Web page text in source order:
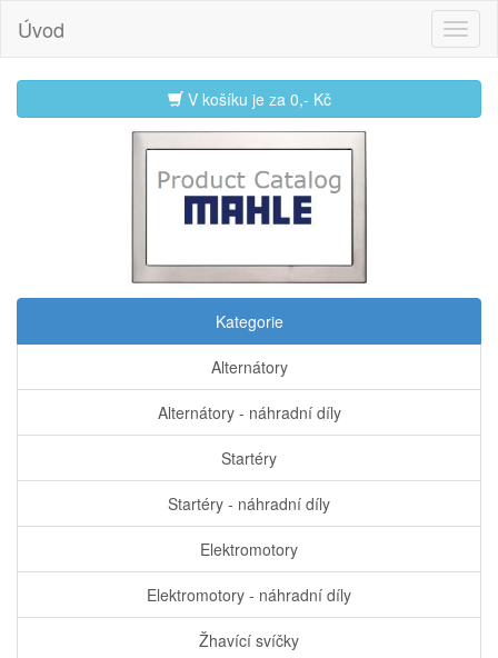
Úvod
V košíku je za 0,- Kč
Kategorie
Alternátory
Alternátory - náhradní díly
Startéry
Startéry - náhradní díly
Elektromotory
Elektromotory - náhradní díly
Žhavící svíčky